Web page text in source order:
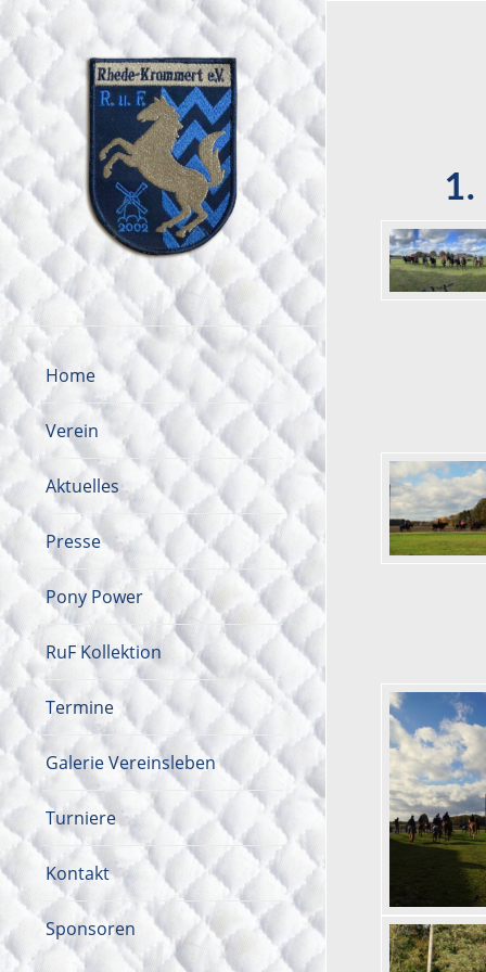
Home
Verein
Aktuelles
Presse
Pony Power
RuF Kollektion
Termine
Galerie Vereinsleben
Turniere
Kontakt
Sponsoren